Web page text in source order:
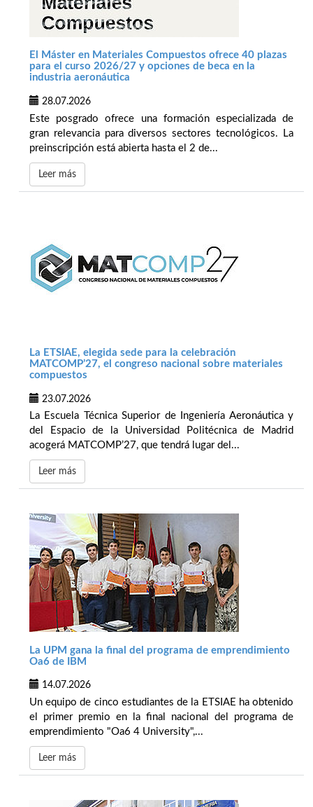
El Máster en Materiales Compuestos ofrece 40 plazas
para el curso 2026/27 y opciones de beca en la
industria aeronáutica
28.07.2026
Este posgrado ofrece una formación especializada de
gran relevancia para diversos sectores tecnológicos. La
preinscripción está abierta hasta el 2 de...
Leer más
La ETSIAE, elegida sede para la celebración
MATCOMP’27, el congreso nacional sobre materiales
compuestos
23.07.2026
La Escuela Técnica Superior de Ingeniería Aeronáutica y
del Espacio de la Universidad Politécnica de Madrid
acogerá MATCOMP’27, que tendrá lugar del...
Leer más
La UPM gana la final del programa de emprendimiento
Oa6 de IBM
14.07.2026
Un equipo de cinco estudiantes de la ETSIAE ha obtenido
el primer premio en la final nacional del programa de
emprendimiento "Oa6 4 University",...
Leer más